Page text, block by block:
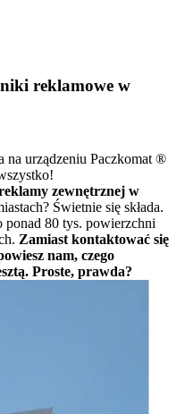
reklamowe w
na urządzeniu Paczkomat ®
zewnętrznej w
Świetnie się składa.
ponad 80 tys. powierzchni
Zamiast kontaktować się
nam, czego
Proste, prawda?